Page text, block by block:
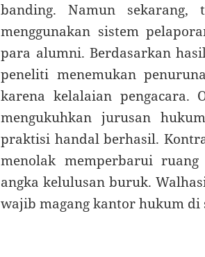
banding. Namun
menggunakan sistem
para alumni. Berdasarkan
peneliti menemukan
karena kelalaian
mengukuhkan jurusan
praktisi handal berhasil.
menolak memperbarui
angka kelulusan buruk.
wajib magang kantor hukum di